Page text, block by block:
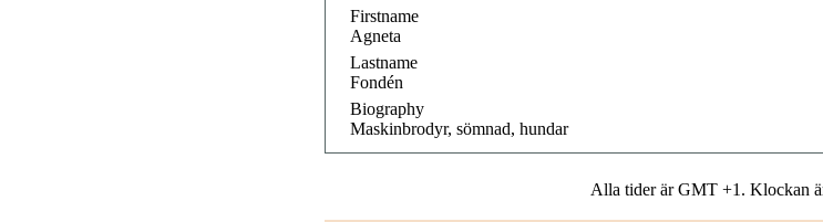
Firstname
Agneta
Lastname
Fondén
Biography
Maskinbrodyr, sömnad, hundar
Alla tider är GMT +1. Klockan